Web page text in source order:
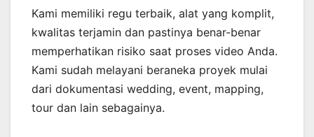
Kami memiliki regu terbaik, alat yang komplit,
kwalitas terjamin dan pastinya benar-benar
memperhatikan risiko saat proses video Anda.
Kami sudah melayani beraneka proyek mulai
dari dokumentasi wedding, event, mapping,
tour dan lain sebagainya.